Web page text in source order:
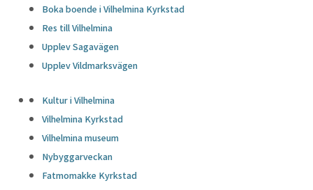
Boka boende i Vilhelmina Kyrkstad
Res till Vilhelmina
Upplev Sagavägen
Upplev Vildmarksvägen
Kultur i Vilhelmina
Vilhelmina Kyrkstad
Vilhelmina museum
Nybyggarveckan
Fatmomakke Kyrkstad